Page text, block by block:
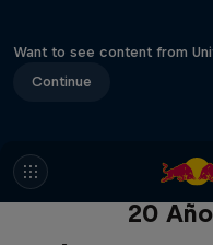
Want to see content from
Continue
Red Bull
20